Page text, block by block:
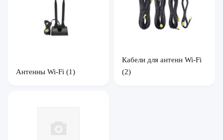
Антенны Wi-Fi (1)
Кабели для антенн Wi-Fi
(2)